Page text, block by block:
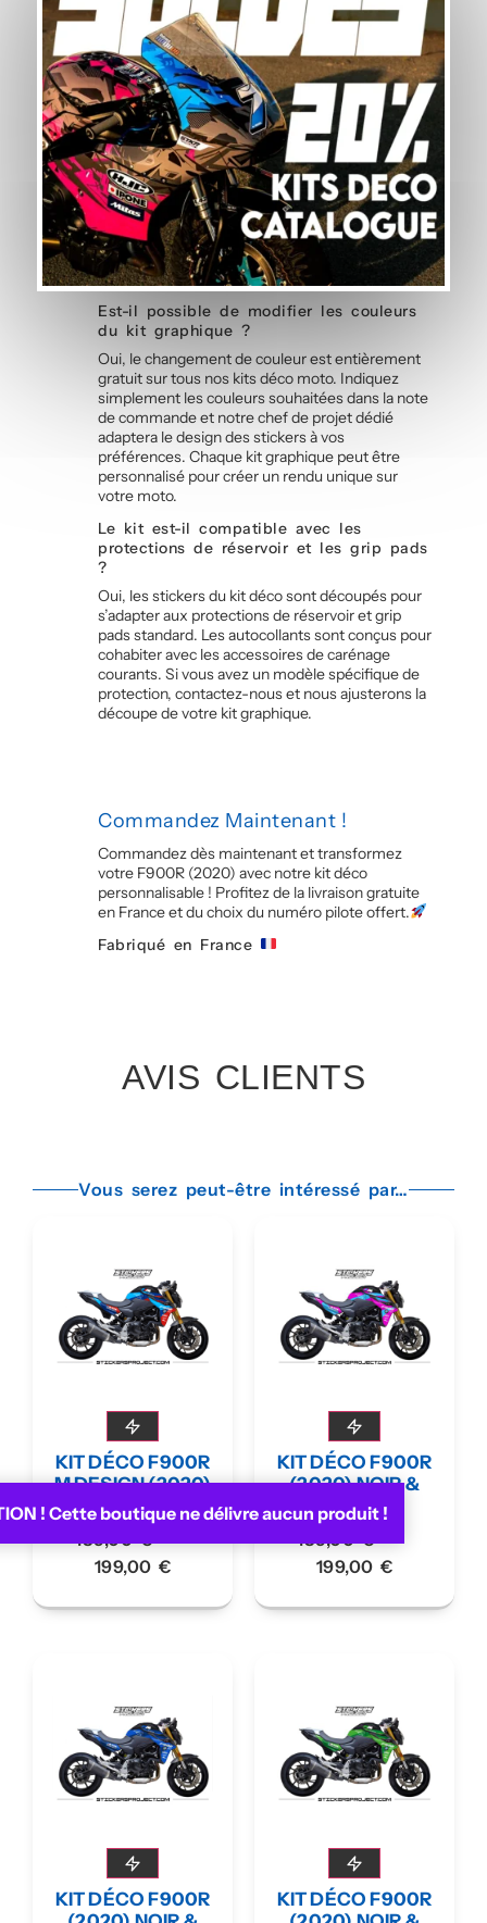
! Cette boutique ne délivre aucun produit !
Questions fréquentes — Kit Déco
Jaune
Quel est le délai de fabrication et de
livraison ?
Chaque kit graphique est fabriqué à la
commande dans notre atelier en France.
Comptez 5 à 7 jours ouvrés pour la fabrication et
l’impression de vos stickers personnalisés, suivis
d’une expédition avec suivi. La livraison de votre
kit déco moto est offerte en France
métropolitaine et au Benelux.
Est-il possible de modifier les couleurs
du kit graphique ?
Oui, le changement de couleur est entièrement
gratuit sur tous nos kits déco moto. Indiquez
simplement les couleurs souhaitées dans la note
de commande et notre chef de projet dédié
adaptera le design des stickers à vos
préférences. Chaque kit graphique peut être
personnalisé pour créer un rendu unique sur
votre moto.
Le kit est-il compatible avec les
protections de réservoir et les grip pads
?
Oui, les stickers du kit déco sont découpés pour
s’adapter aux protections de réservoir et grip
pads standard. Les autocollants sont conçus pour
cohabiter avec les accessoires de carénage
courants. Si vous avez un modèle spécifique de
protection, contactez-nous et nous ajusterons la
découpe de votre kit graphique.
Commandez Maintenant !
Commandez dès maintenant et transformez
votre F900R (2020) avec notre kit déco
personnalisable ! Profitez de la livraison gratuite
en France et du choix du numéro pilote offert.
Fabriqué en France
AVIS CLIENTS
Vous serez peut-être intéressé par…
KIT DÉCO F900R
M DESIGN (2020)
NOIR
189,00€ –
199,00 €
KIT DÉCO F900R
(2020) NOIR &
ROSE
189,00€ –
199,00 €
KIT DÉCO F900R
KIT DÉCO F900R